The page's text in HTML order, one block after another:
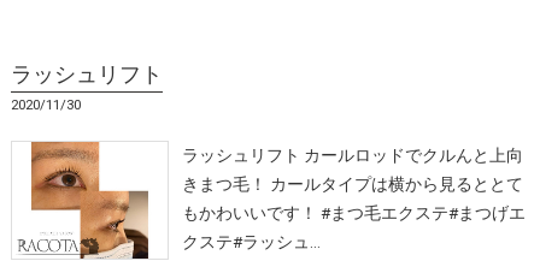
ラッシュリフト
2020/11/30
ラッシュリフト カールロッドでクルんと上向
きまつ毛！ カールタイプは横から見るととて
もかわいいです！ #まつ毛エクステ#まつげエ
クステ#ラッシュ…